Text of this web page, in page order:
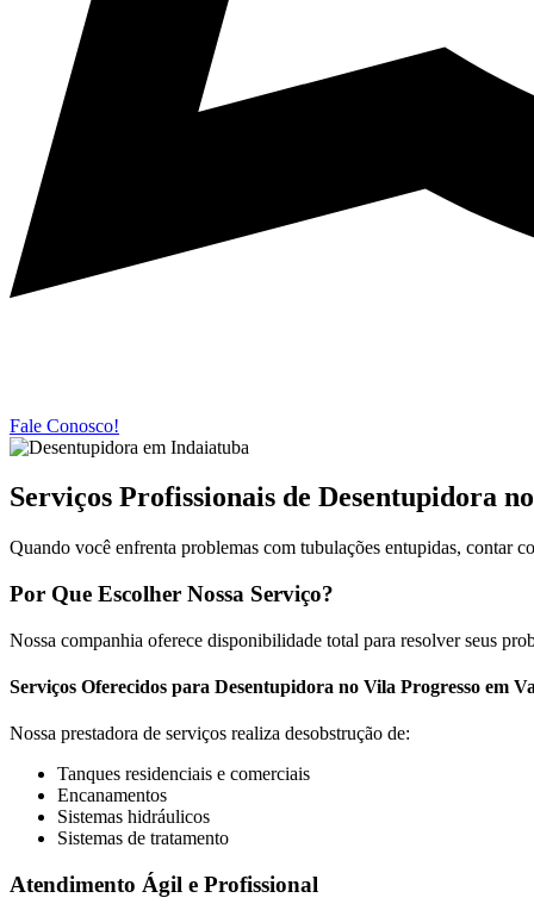
Fale Conosco!
Serviços Profissionais de Desentupidora
Quando você enfrenta problemas com tubulações entupidas, contar
Por Que Escolher Nossa Serviço?
Nossa companhia oferece disponibilidade total para resolver seus
Serviços Oferecidos para Desentupidora no Vila Progresso em
Nossa prestadora de serviços realiza desobstrução de:
Tanques residenciais e comerciais
Encanamentos
Sistemas hidráulicos
Sistemas de tratamento
Atendimento Ágil e Profissional